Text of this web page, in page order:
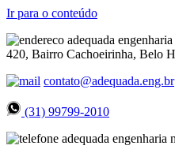
Ir para o conteúdo
420, Bairro Cachoeirinha, Belo
contato@adequada.eng.br
(31) 99799-2010